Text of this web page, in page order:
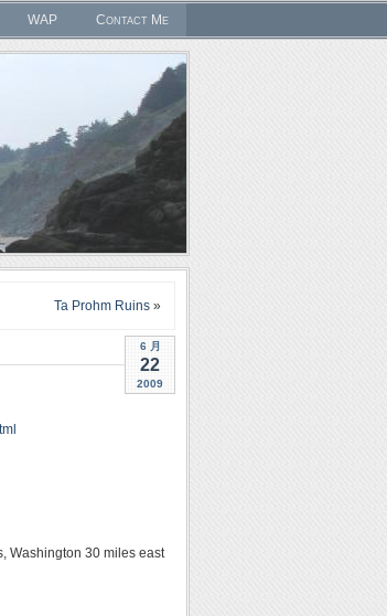
WAP Contact Me
Ta Prohm Ruins »
6 月
22
2009
Washington 30 miles east